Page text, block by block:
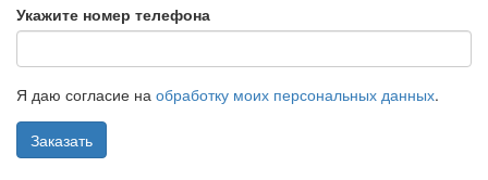
Укажите номер телефона
Я даю согласие на обработку моих персональных данных.
Заказать